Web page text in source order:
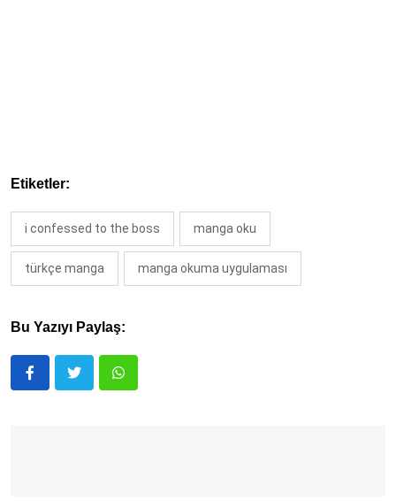
Etiketler:
i confessed to the boss manga oku
türkçe manga manga okuma uygulaması
Bu Yazıyı Paylaş: